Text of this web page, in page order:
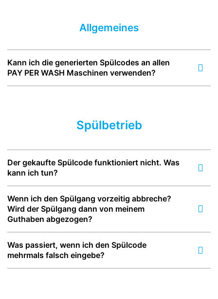
Allgemeines
Kann ich die generierten Spülcodes an allen
PAY PER WASH Maschinen verwenden?
Spülbetrieb
Der gekaufte Spülcode funktioniert nicht. Was
kann ich tun?
Wenn ich den Spülgang vorzeitig abbreche?
Wird der Spülgang dann von meinem
Guthaben abgezogen?
Was passiert, wenn ich den Spülcode
mehrmals falsch eingebe?